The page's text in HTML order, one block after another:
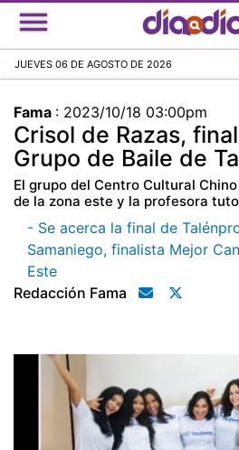
Pasar
al
JUEVES 06 DE AGOSTO DE 2026
Fama : 2023/10/18 03:00pm
Crisol de Razas,
Grupo de Baile de
El grupo del Centro Cultural
de la zona este y la profesora
- Se acerca la final de
Samaniego, finalista Mejor
Este
Redacción Fama